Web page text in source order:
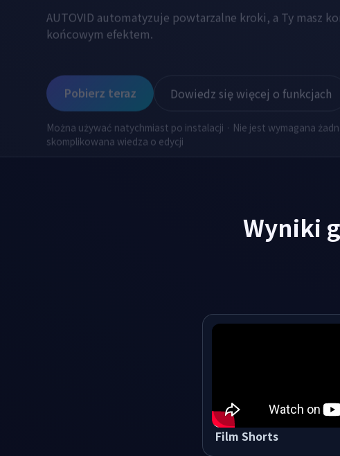
AUTOVID automatyzuje powtarzalne kroki, a Ty masz
końcowym efektem.
Pobierz teraz Dowiedz się więcej o funkcjach
Można używać natychmiast po instalacji · Nie jest wymagana
skomplikowana wiedza o edycji
Wyniki
Film Shorts